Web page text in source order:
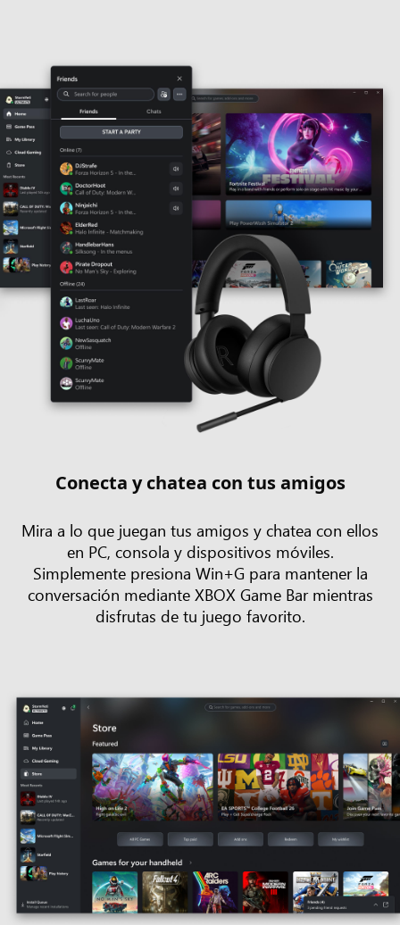
Conecta y chatea con tus amigos
Mira a lo que juegan tus amigos y chatea con ellos
en PC, consola y dispositivos móviles.
Simplemente presiona Win+G para mantener la
conversación mediante XBOX Game Bar mientras
disfrutas de tu juego favorito.